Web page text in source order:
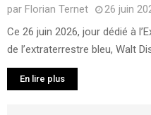
par Florian Ternet
26 juin
Ce 26 juin 2026, jour dédié à
de l’extraterrestre bleu, Walt
En lire plus